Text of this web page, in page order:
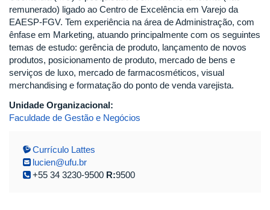
remunerado) ligado ao Centro de Excelência em Varejo da
EAESP-FGV. Tem experiência na área de Administração, com
ênfase em Marketing, atuando principalmente com os seguintes
temas de estudo: gerência de produto, lançamento de novos
produtos, posicionamento de produto, mercado de bens e
serviços de luxo, mercado de farmacosméticos, visual
merchandising e formatação do ponto de venda varejista.
Unidade Organizacional:
Faculdade de Gestão e Negócios
Currículo Lattes
lucien@ufu.br
+55 34 3230-9500 R:9500